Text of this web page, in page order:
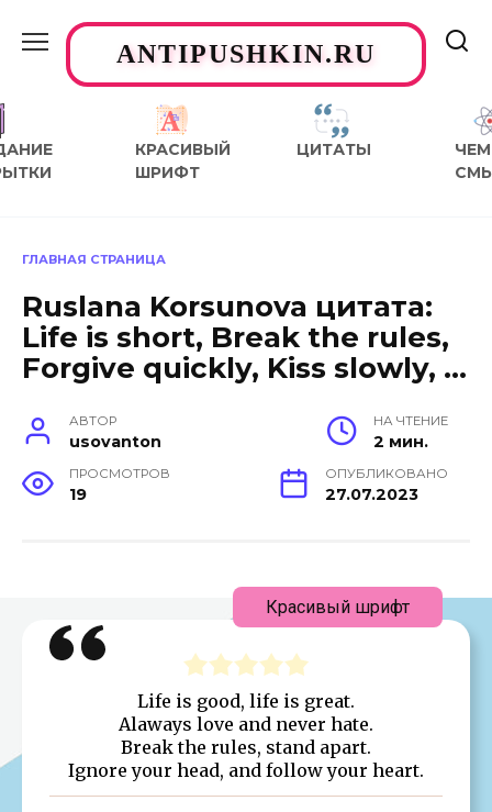
содержаниюANTIPUSHKIN.RU
КРАСИВЫЙ
ШРИФТ
ЦИТАТЫ
ЧЕМ
ГЛАВНАЯ СТРАНИЦА
Ruslana Korsunova цитата:
Life is short, Break the rules,
Forgive quickly, Kiss slowly, …
АВТОР
usovanton
НА ЧТЕНИЕ
2 мин.
ПРОСМОТРОВ
19
ОПУБЛИКОВАНО
27.07.2023
Life is good, life is great.
Alaways love and never hate.
Break the rules, stand apart.
Ignore your head, and follow your heart.
Красивый шрифт